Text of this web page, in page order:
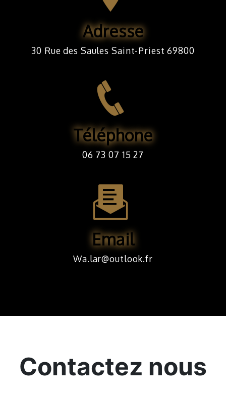
Adresse
30 Rue des Saules Saint-Priest 69800
Téléphone
06 73 07 15 27
Email
wa.lar@outlook.fr
Contactez nous